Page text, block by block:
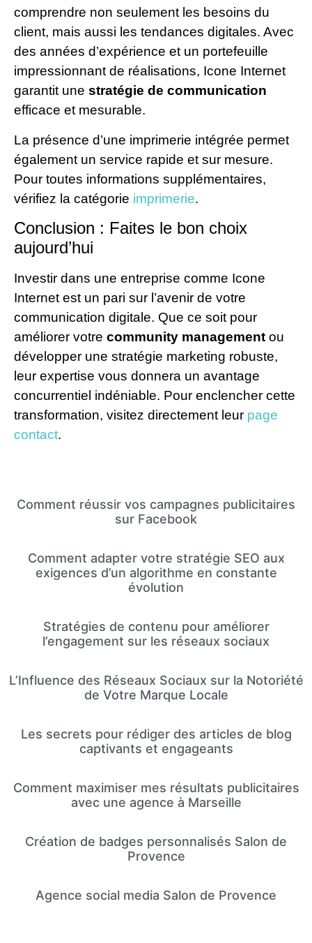
comprendre non seulement les besoins du
client, mais aussi les tendances digitales. Avec
des années d’expérience et un portefeuille
impressionnant de réalisations, Icone Internet
garantit une stratégie de communication
efficace et mesurable.
La présence d’une imprimerie intégrée permet
également un service rapide et sur mesure.
Pour toutes informations supplémentaires,
vérifiez la catégorie imprimerie.
Conclusion : Faites le bon choix
aujourd’hui
Investir dans une entreprise comme Icone
Internet est un pari sur l’avenir de votre
communication digitale. Que ce soit pour
améliorer votre community management ou
développer une stratégie marketing robuste,
leur expertise vous donnera un avantage
concurrentiel indéniable. Pour enclencher cette
transformation, visitez directement leur page
contact.
Comment réussir vos campagnes publicitaires
sur Facebook
Comment adapter votre stratégie SEO aux
exigences d’un algorithme en constante
évolution
Stratégies de contenu pour améliorer
l’engagement sur les réseaux sociaux
L’Influence des Réseaux Sociaux sur la Notoriété
de Votre Marque Locale
Les secrets pour rédiger des articles de blog
captivants et engageants
Comment maximiser mes résultats publicitaires
avec une agence à Marseille
Création de badges personnalisés Salon de
Provence
Agence social media Salon de Provence